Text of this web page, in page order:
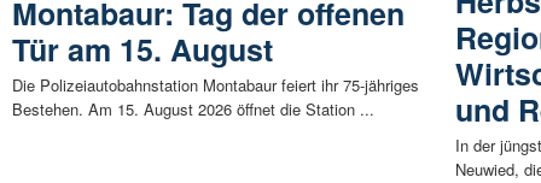
Montabaur: Tag der offenen
Tür am 15. August
Die Polizeiautobahnstation Montabaur feiert ihr 75-jähriges
Bestehen. Am 15. August 2026 öffnet die Station ...
und
In der
Neuwied,